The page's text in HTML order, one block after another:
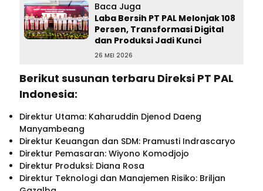
Baca Juga
Laba Bersih PT PAL Melonjak 108
Persen, Transformasi Digital
dan Produksi Jadi Kunci
26 MEI 2026
Berikut susunan terbaru Direksi PT PAL
Indonesia:
Direktur Utama: Kaharuddin Djenod Daeng
Manyambeang
Direktur Keuangan dan SDM: Pramusti Indrascaryo
Direktur Pemasaran: Wiyono Komodjojo
Direktur Produksi: Diana Rosa
Direktur Teknologi dan Manajemen Risiko: Briljan